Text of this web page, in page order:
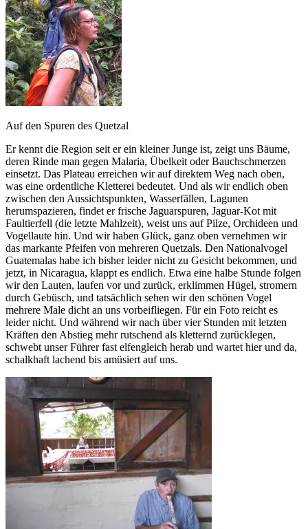
Auf den Spuren des Quetzal
Er kennt die Region seit er ein kleiner Junge ist, zeigt uns Bäume,
deren Rinde man gegen Malaria, Übelkeit oder Bauchschmerzen
einsetzt. Das Plateau erreichen wir auf direktem Weg nach oben,
was eine ordentliche Kletterei bedeutet. Und als wir endlich oben
zwischen den Aussichtspunkten, Wasserfällen, Lagunen
herumspazieren, findet er frische Jaguarspuren, Jaguar-Kot mit
Faultierfell (die letzte Mahlzeit), weist uns auf Pilze, Orchideen und
Vogellaute hin. Und wir haben Glück, ganz oben vernehmen wir
das markante Pfeifen von mehreren Quetzals. Den Nationalvogel
Guatemalas habe ich bisher leider nicht zu Gesicht bekommen, und
jetzt, in Nicaragua, klappt es endlich. Etwa eine halbe Stunde folgen
wir den Lauten, laufen vor und zurück, erklimmen Hügel, stromern
durch Gebüsch, und tatsächlich sehen wir den schönen Vogel
mehrere Male dicht an uns vorbeifliegen. Für ein Foto reicht es
leider nicht. Und während wir nach über vier Stunden mit letzten
Kräften den Abstieg mehr rutschend als kletternd zurücklegen,
schwebt unser Führer fast elfengleich herab und wartet hier und da,
schalkhaft lachend bis amüsiert auf uns.